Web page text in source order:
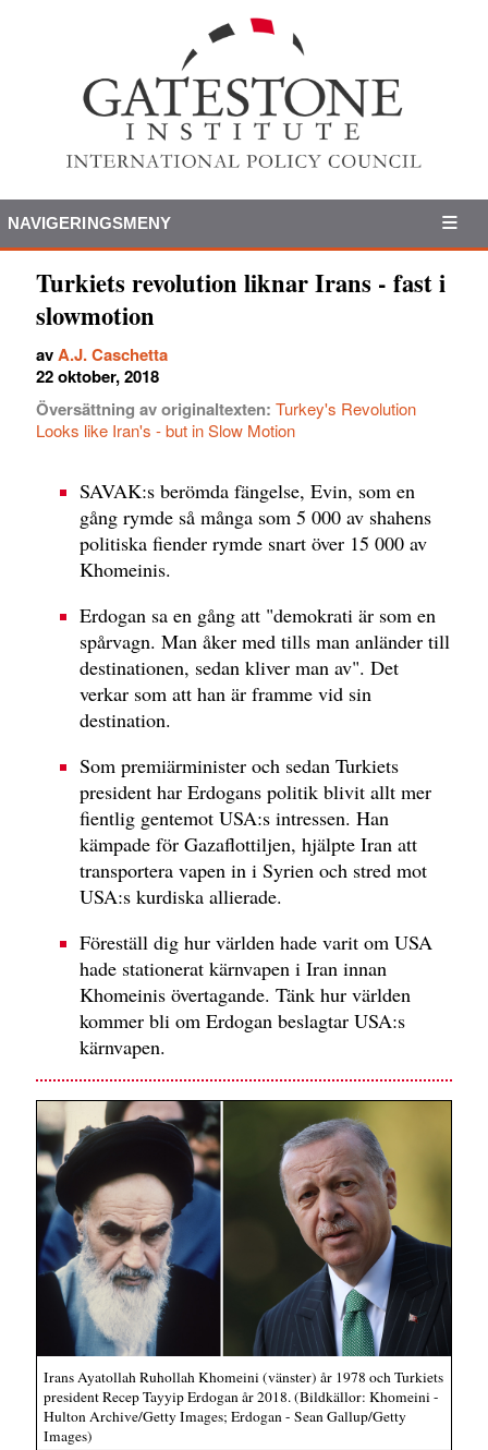
NAVIGERINGSMENY
Turkiets revolution liknar Irans - fast i
slowmotion
avA.J. Caschetta
22 oktober, 2018
Översättning av originaltexten: Turkey's Revolution
Looks like Iran's - but in Slow Motion
SAVAK:s berömda fängelse, Evin, som en
gång rymde så många som 5 000 av shahens
politiska fiender rymde snart över 15 000 av
Khomeinis.
Erdogan sa en gång att "demokrati är som en
spårvagn. Man åker med tills man anländer till
destinationen, sedan kliver man av". Det
verkar som att han är framme vid sin
destination.
Som premiärminister och sedan Turkiets
president har Erdogans politik blivit allt mer
fientlig gentemot USA:s intressen. Han
kämpade för Gazaflottiljen, hjälpte Iran att
transportera vapen in i Syrien och stred mot
USA:s kurdiska allierade.
Föreställ dig hur världen hade varit om USA
hade stationerat kärnvapen i Iran innan
Khomeinis övertagande. Tänk hur världen
kommer bli om Erdogan beslagtar USA:s
kärnvapen.
Irans Ayatollah Ruhollah Khomeini (vänster) år 1978 och Turkiets
president Recep Tayyip Erdogan år 2018. (Bildkällor: Khomeini -
Hulton Archive/Getty Images; Erdogan - Sean Gallup/Getty
Images)